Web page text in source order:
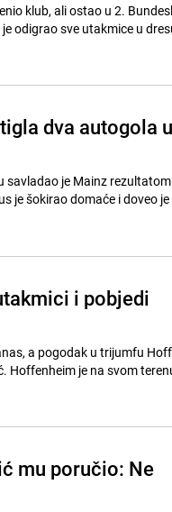
klub, ali ostao u 2.
odigrao sve utakmice u
dva autogola u
savladao je Mainz rezultatom
je šokirao domaće i doveo
i pobjedi
a pogodak u trijumfu
Hoffenheim je na svom
mu poručio: Ne